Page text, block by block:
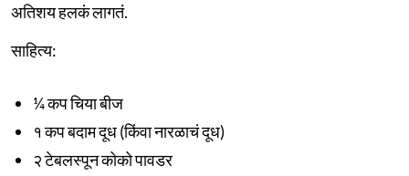
अतिशय हलकं लागतं.
साहित्य:
¼ कप चिया बीज
१ कप बदाम दूध (किंवा नारळाचं दूध)
२ टेबलस्पून कोको पावडर